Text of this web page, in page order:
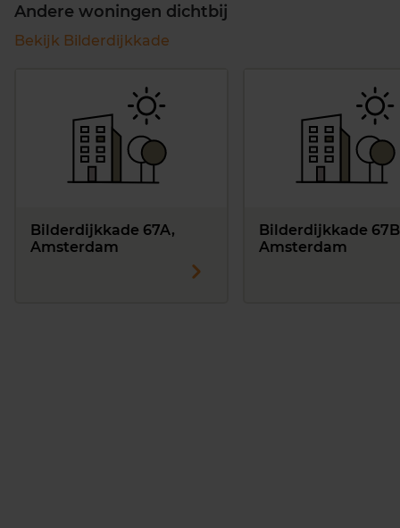
Andere woningen dichtbij
Bekijk Bilderdijkkade
Bilderdijkkade 67A,
Amsterdam
Bilderdijkkade
Amsterdam